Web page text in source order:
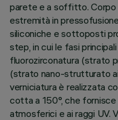
parete e a soffitto. Corpo
estremità in
siliconiche e sottoposti
step, in cui le fasi
fluorozirconatura (strato
(strato nano-strutturato
verniciatura è realizzata
cotta a 150°, che fornisce
atmosferici e ai raggi UV.